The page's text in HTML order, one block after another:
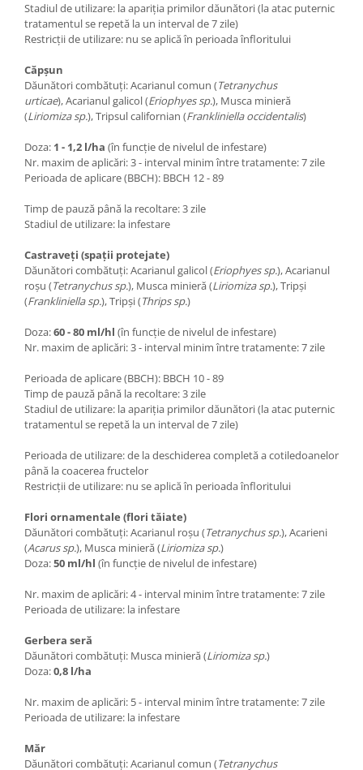
Stadiul de utilizare: la apariția primilor dăunători (la atac puternic
tratamentul se repetă la un interval de 7 zile)
Restricții de utilizare: nu se aplică în perioada înfloritului
Căpșun
Dăunători combătuți: Acarianul comun (Tetranychus
urticae), Acarianul galicol (Eriophyes sp.), Musca minieră
(Liriomiza sp.), Tripsul californian (Frankliniella occidentalis)
Doza: 1 - 1,2 l/ha (în funcție de nivelul de infestare)
Nr. maxim de aplicări: 3 - interval minim între tratamente: 7 zile
Perioada de aplicare (BBCH): BBCH 12 - 89
Timp de pauză până la recoltare: 3 zile
Stadiul de utilizare: la infestare
Castraveți (spații protejate)
Dăunători combătuți: Acarianul galicol (Eriophyes sp.), Acarianul
roșu (Tetranychus sp.), Musca minieră (Liriomiza sp.), Tripși
(Frankliniella sp.), Tripși (Thrips sp.)
Doza:60 - 80 ml/hl (în funcție de nivelul de infestare)
Nr. maxim de aplicări: 3 - interval minim între tratamente: 7 zile
Perioada de aplicare (BBCH): BBCH 10 - 89
Timp de pauză până la recoltare: 3 zile
Stadiul de utilizare: la apariția primilor dăunători (la atac puternic
tratamentul se repetă la un interval de 7 zile)
Perioada de utilizare: de la deschiderea completă a cotiledoanelor
până la coacerea fructelor
Restricții de utilizare: nu se aplică în perioada înfloritului
Flori ornamentale (flori tăiate)
Dăunători combătuți: Acarianul roșu (Tetranychus sp.), Acarieni
(Acarus sp.), Musca minieră (Liriomiza sp.)
Doza:50 ml/hl (în funcție de nivelul de infestare)
Nr. maxim de aplicări: 4 - interval minim între tratamente: 7 zile
Perioada de utilizare: la infestare
Gerbera seră
Dăunători combătuți: Musca minieră (Liriomiza sp.)
Doza:0,8 l/ha
Nr. maxim de aplicări: 5 - interval minim între tratamente: 7 zile
Perioada de utilizare: la infestare
Măr
Dăunători combătuți: Acarianul comun (Tetranychus